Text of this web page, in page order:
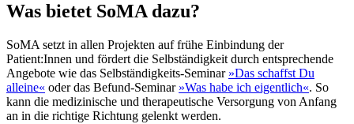
Was bietet SoMA dazu?
SoMA setzt in allen Projekten auf frühe Einbindung der
Patient:Innen und fördert die Selbständigkeit durch entsprechende
Angebote wie das Selbständigkeits-Seminar »Das schaffst Du
alleine« oder das Befund-Seminar »Was habe ich eigentlich«. So
kann die medizinische und therapeutische Versorgung von Anfang
an in die richtige Richtung gelenkt werden.